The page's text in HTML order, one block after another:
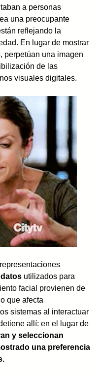
a personas
una preocupante
reflejando la
En lugar de mostrar
perpetúan una imagen
de las
visuales digitales.
datos utilizados para
facial provienen de
que afecta
sistemas al interactuar
allí: en el lugar de
y seleccionan
una preferencia